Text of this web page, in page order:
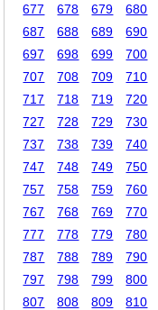
677
678 679 680
687
688 689 690
697
698 699 700
707
708 709 710
717
718 719 720
727
728 729 730
737
738 739 740
747
748 749 750
757
758 759 760
767
768 769 770
777
778 779 780
787
788 789 790
797
798 799 800
807
808 809 810